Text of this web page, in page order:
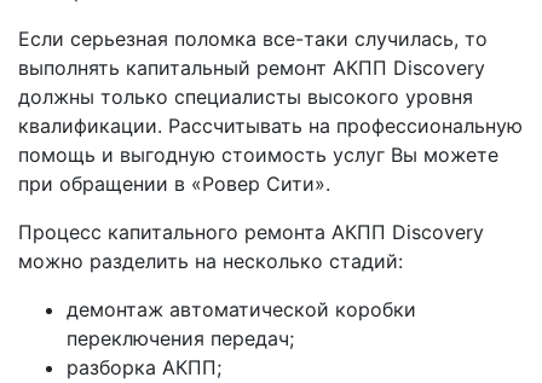
Если серьезная поломка все-таки случилась, то
выполнять капитальный ремонт АКПП Discovery
должны только специалисты высокого уровня
квалификации. Рассчитывать на профессиональную
помощь и выгодную стоимость услуг Вы можете
при обращении в «Ровер Сити».
Процесс капитального ремонта АКПП Discovery
можно разделить на несколько стадий:
демонтаж автоматической коробки
переключения передач;
разборка АКПП;